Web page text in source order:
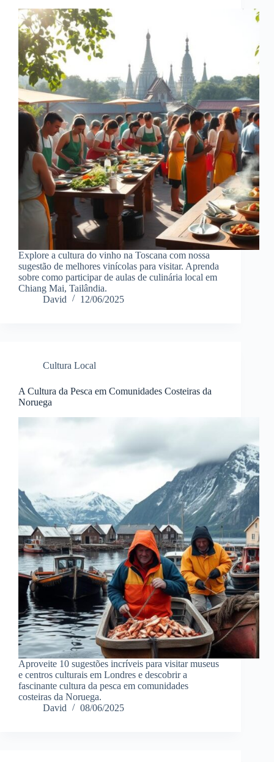
Explore a cultura do vinho na Toscana com nossa
sugestão de melhores vinícolas para visitar. Aprenda
sobre como participar de aulas de culinária local em
Chiang Mai, Tailândia.
David
12/06/2025
Cultura Local
A Cultura da Pesca em Comunidades Costeiras da
Noruega
Aproveite 10 sugestões incríveis para visitar museus
e centros culturais em Londres e descobrir a
fascinante cultura da pesca em comunidades
costeiras da Noruega.
David
08/06/2025